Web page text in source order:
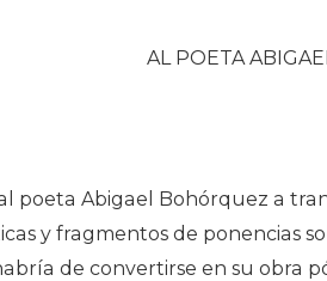
AL POETA
poeta Abigael Bohórquez a
y fragmentos de ponencias
de convertirse en su obra